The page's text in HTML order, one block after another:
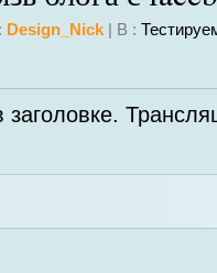
Design_Nick | В :
заголовке.